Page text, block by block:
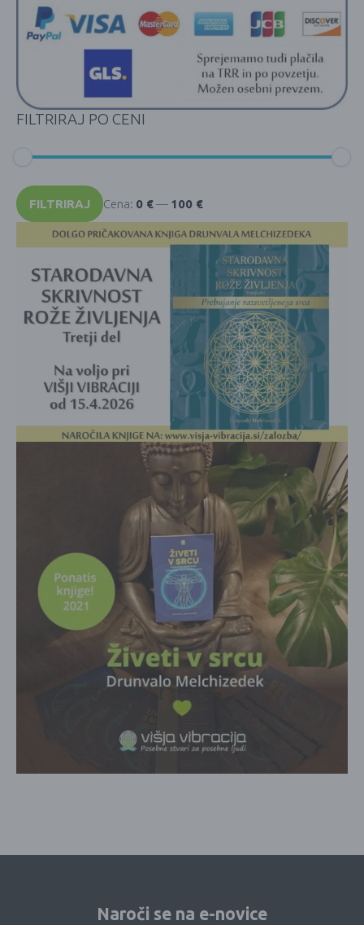
FILTRIRAJ PO CENI
Min
cena
Max
cenaFILTRIRAJ Cena: 0 €— 100 €
Naroči se na e-novice